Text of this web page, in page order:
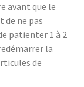
avant que le
de ne pas
patienter 1 à 2
la
de